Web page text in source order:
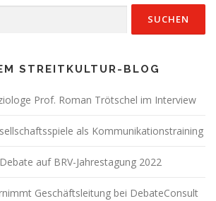
STREITKULTUR-BLOG
Prof. Roman Trötschel im Interview
als Kommunikationstraining
auf BRV-Jahrestagung 2022
Geschäftsleitung bei DebateConsult